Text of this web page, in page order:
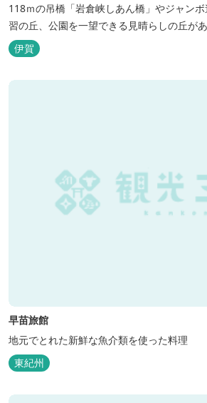
118ｍの吊橋「岩倉峡しあん橋」やジャン
習の丘、公園を一望できる見晴らしの丘が
利用できるキャンプ場も併設されています
やぶっちゃに至る「川辺の道」があり、旧
遺構を見ることができたり、春は桜、秋は
伊賀
早苗旅館
地元でとれた新鮮な魚介類を使った料理
東紀州